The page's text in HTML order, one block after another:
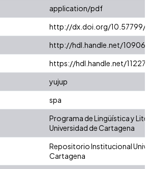
application/pdf
http://dx.doi.org/10.57799/
http://hdl.handle.net/10906/
https://hdl.handle.net/11227/
yujup
spa
Programa de Lingüística y
Universidad de Cartagena
Repositorio Institucional
Cartagena